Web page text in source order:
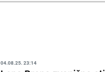
04.08.25. 23:14